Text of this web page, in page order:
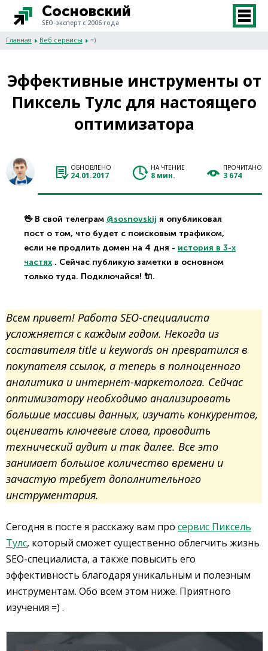
Сосновский
SEO-эксперт с 2006 года
Главная Веб сервисы =)
Эффективные инструменты от
Пиксель Тулс для настоящего
оптимизатора
ОБНОВЛЕНО
24.01.2017
НА ЧТЕНИЕ
8 мин.
ПРОЧИТАНО
3 674
🖖 В свой телеграм @sosnovskij я опубликовал
пост о том, что будет с поисковым трафиком,
если не продлить домен на 4 дня - история в 3-х
частях . Сейчас публикую заметки в основном
только туда. Подключайся! 🔌.
Всем привет! Работа SEO-специалиста
усложняется с каждым годом. Некогда из
составителя title и keywords он превратился в
покупателя ссылок, а теперь в полноценного
аналитика и интернет-маркетолога. Сейчас
оптимизатору необходимо анализировать
большие массивы данных, изучать конкурентов,
оценивать ключевые слова, проводить
технический аудит и так далее. Все это
занимает большое количество времени и
зачастую требует дополнительного
инструментария.
Сегодня в посте я расскажу вам про сервис Пиксель
Тулс, который сможет существенно облегчить жизнь
SEO-специалиста, а также повысить его
эффективность благодаря уникальным и полезным
инструментам. Обо всем этом ниже. Приятного
изучения =) .